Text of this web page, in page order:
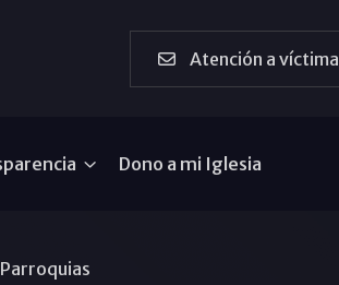
Atención a
Dono a mi Iglesia
Parroquias